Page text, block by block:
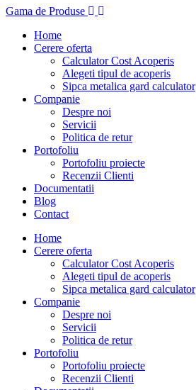
Gama de Produse
Home
Cerere oferta
Calculator Cost Acoperis
Alegeti tipul de acoperis
Sipca metalica gard calculator
Companie
Despre noi
Servicii
Politica de retur
Portofoliu
Portofoliu proiecte
Recenzii Clienti
Documentatii
Blog
Contact
Home
Cerere oferta
Calculator Cost Acoperis
Alegeti tipul de acoperis
Sipca metalica gard calculator
Companie
Despre noi
Servicii
Politica de retur
Portofoliu
Portofoliu proiecte
Recenzii Clienti